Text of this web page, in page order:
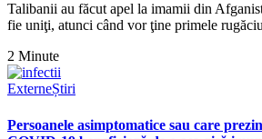
Talibanii au făcut apel la imamii din
fie uniţi, atunci când vor ţine primele
2 Minute
ExterneȘtiri
Persoanele asimptomatice sau care